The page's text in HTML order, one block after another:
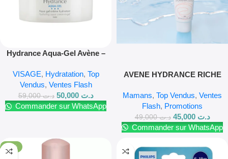
Hydrance Aqua-Gel Avène –
VISAGE, Hydratation, Top
Vendus, Ventes Flash
د.ت59,000 د.ت 50,000
Commander sur WhatsApp
AVENE HYDRANCE RICHE
Hydratation intense et
apaisante
Mamans, Top Vendus, Ventes
Flash, Promotions
د.ت49,000 د.ت 45,000
Commander sur WhatsApp
-17%